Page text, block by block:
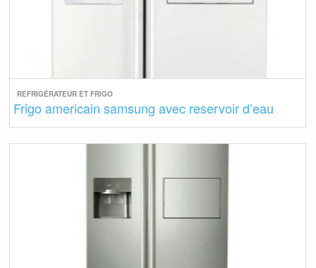
REFRIGÉRATEUR ET FRIGO
Frigo americain samsung avec reservoir d’eau